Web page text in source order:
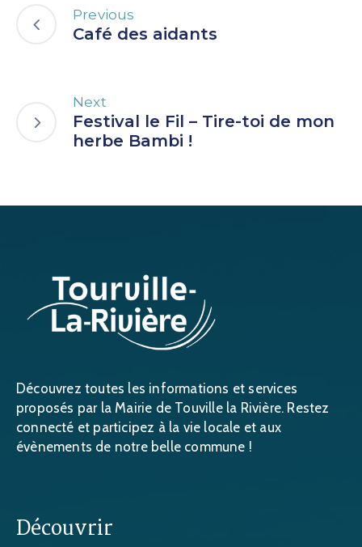
Previous
Café des aidants
Next
Festival le Fil – Tire-toi de mon
herbe Bambi !
Découvrez toutes les informations et services
proposés par la Mairie de Touville la Rivière. Restez
connecté et participez à la vie locale et aux
évènements de notre belle commune !
Découvrir